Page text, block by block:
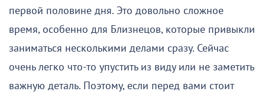
первой половине дня. Это довольно сложное
время, особенно для Близнецов, которые привыкли
заниматься несколькими делами сразу. Сейчас
очень легко что-то упустить из виду или не заметить
важную деталь. Поэтому, если перед вами стоит